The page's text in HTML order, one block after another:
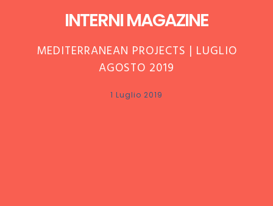
INTERNI MAGAZINE
MEDITERRANEAN PROJECTS | LUGLIO
AGOSTO 2019
1 Luglio 2019